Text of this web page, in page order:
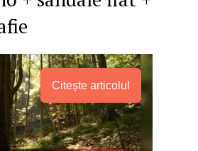
Citește articolul